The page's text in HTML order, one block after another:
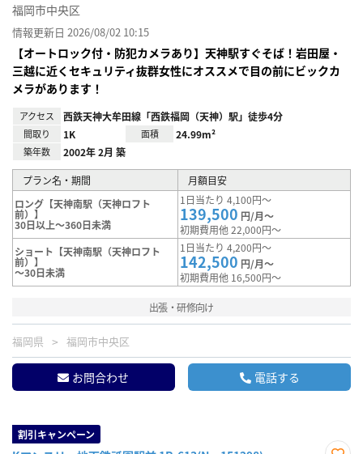
福岡市中央区
情報更新日 2026/08/02 10:15
【オートロック付・防犯カメラあり】天神駅すぐそば！岩田屋・
三越に近くセキュリティ抜群女性にオススメで目の前にビックカ
メラがあります！
アクセス 西鉄天神大牟田線「西鉄福岡（天神）駅」徒歩4分
間取り 1K 面積 24.99m²
築年数 2002年 2月 築
プラン名・期間
月額目安
ロング【天神南駅（天神ロフト
前）】
30日以上～360日未満
1日当たり 4,100円～
139,500 円/月～
初期費用他 22,000円～
ショート【天神南駅（天神ロフト
前）】
～30日未満
1日当たり 4,200円～
142,500 円/月～
初期費用他 16,500円～
出張・研修向け
福岡県 福岡市中央区
お問合わせ 電話する
割引キャンペーン